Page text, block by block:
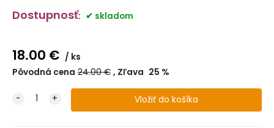
Dostupnosť: skladom
18.00 €
ks
Pôvodná cena 24.00€ Zľava 25 %